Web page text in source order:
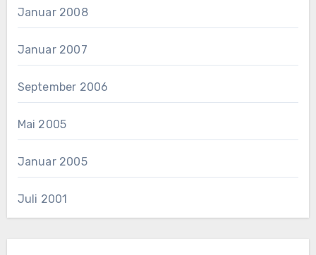
Januar 2008
Januar 2007
September 2006
Mai 2005
Januar 2005
Juli 2001